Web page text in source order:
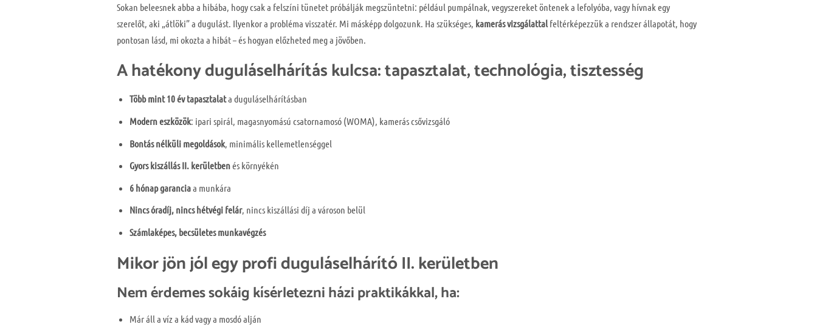
Sokan beleesnek abba a hibába, hogy csak a felszíni tünetet próbálják megszüntetni: például pumpálnak, vegyszereket öntenek a lefolyóba, vagy hívnak egy
szerelőt, aki „átlöki” a dugulást. Ilyenkor a probléma visszatér. Mi másképp dolgozunk. Ha szükséges, kamerás vizsgálattal feltérképezzük a rendszer állapotát, hogy
pontosan lásd, mi okozta a hibát – és hogyan előzheted meg a jövőben.
A hatékony duguláselhárítás kulcsa: tapasztalat, technológia, tisztesség
Több mint 10 év tapasztalata duguláselhárításban
Modern eszközök: ipari spirál, magasnyomású csatornamosó (WOMA), kamerás csővizsgáló
Bontás nélküli megoldások, minimális kellemetlenséggel
Gyors kiszállás II. kerületbenés környékén
6 hónap garanciaa munkára
Nincs óradíj, nincs hétvégi felár, nincs kiszállási díj a városon belül
Számlaképes, becsületes munkavégzés
Mikor jön jól egy profi duguláselhárító II. kerületben
Nem érdemes sokáig kísérletezni házi praktikákkal, ha:
Már áll a víz a kád vagy a mosdó alján